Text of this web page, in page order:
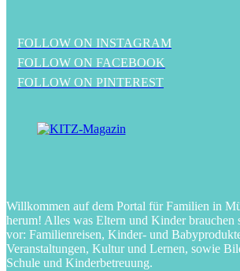
FOLLOW ON INSTAGRAM
FOLLOW ON FACEBOOK
FOLLOW ON PINTEREST
Willkommen auf dem Portal für Familien in
herum! Alles was Eltern und Kinder brauchen
vor: Familienreisen, Kinder- und
Veranstaltungen, Kultur und Lernen, sowie
Schule und Kinderbetreuung.